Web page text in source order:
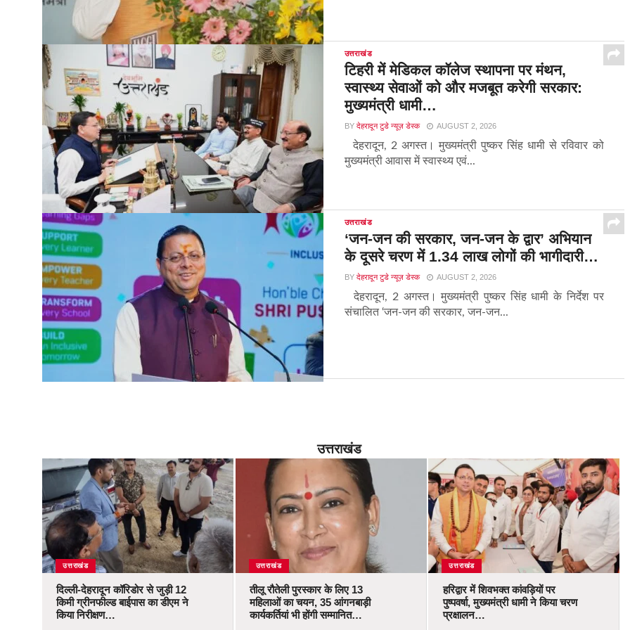
उत्तराखंड
टिहरी में मेडिकल कॉलेज स्थापना पर मंथन,
स्वास्थ्य सेवाओं को और मजबूत करेगी सरकार:
मुख्यमंत्री धामी…
BY देहरादून टुडे न्यूज़ डेस्क AUGUST 2, 2026
देहरादून, 2 अगस्त। मुख्यमंत्री पुष्कर सिंह धामी से रविवार को
मुख्यमंत्री आवास में स्वास्थ्य एवं...
उत्तराखंड
‘जन-जन की सरकार, जन-जन के द्वार’ अभियान
के दूसरे चरण में 1.34 लाख लोगों की भागीदारी…
BY देहरादून टुडे न्यूज़ डेस्क AUGUST 2, 2026
देहरादून, 2 अगस्त। मुख्यमंत्री पुष्कर सिंह धामी के निर्देश पर
संचालित ‘जन-जन की सरकार, जन-जन...
उत्तराखंड
उत्तराखंड
दिल्ली-देहरादून कॉरिडोर से जुड़ी 12
किमी ग्रीनफील्ड बाईपास का डीएम ने
किया निरीक्षण…
उत्तराखंड
तीलू रौतेली पुरस्कार के लिए 13
महिलाओं का चयन, 35 आंगनबाड़ी
कार्यकर्तियां भी होंगी सम्मानित…
उत्तराखंड
हरिद्वार में शिवभक्त कांवड़ियों पर
पुष्पवर्षा, मुख्यमंत्री धामी ने किया चरण
प्रक्षालन…